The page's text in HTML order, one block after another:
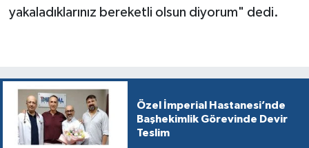
yakaladıklarınız bereketli olsun diyorum" dedi.
Özel İmperial Hastanesi’nde
Başhekimlik Görevinde Devir
Teslim